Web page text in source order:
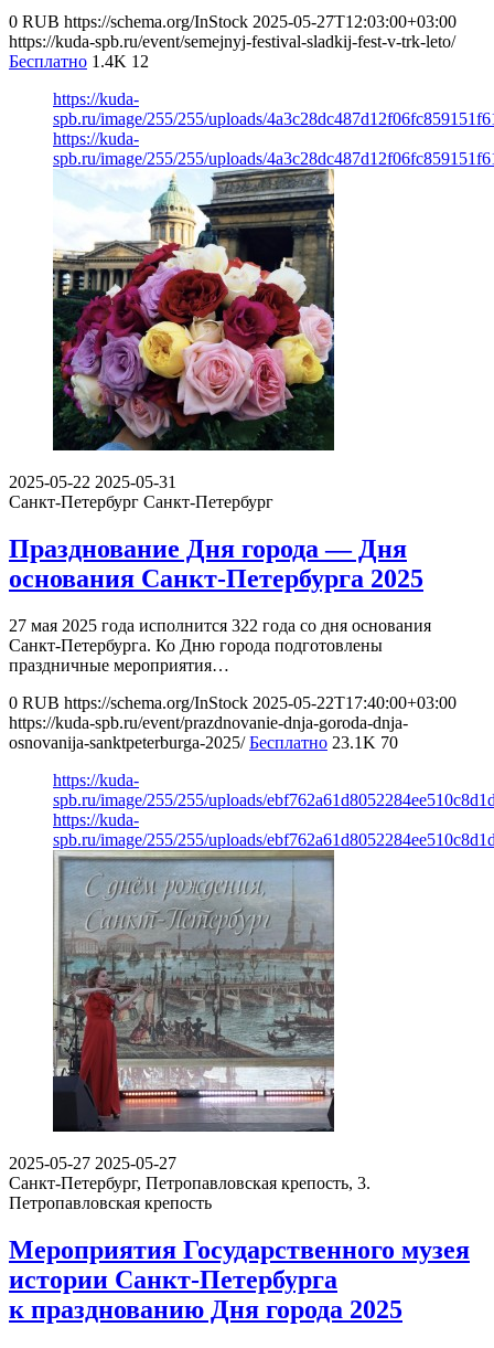
0 RUB https://schema.org/InStock 2025-05-27T12:03:00+03:00
https://kuda-spb.ru/event/semejnyj-festival-sladkij-fest-v-trk-leto/
Бесплатно 1.4K 12
https://kuda-
spb.ru/image/255/255/uploads/
https://kuda-
spb.ru/image/255/255/uploads/
2025-05-22 2025-05-31
Санкт-Петербург Санкт-Петербург
Празднование Дня города — Дня
основания Санкт‑Петербурга 2025
27 мая 2025 года исполнится 322 года со дня основания
Санкт‑Петербурга. Ко Дню города подготовлены
праздничные мероприятия…
0 RUB https://schema.org/InStock 2025-05-22T17:40:00+03:00
https://kuda-spb.ru/event/prazdnovanie-dnja-goroda-dnja-
osnovanija-sanktpeterburga-2025/ Бесплатно 23.1K 70
https://kuda-
spb.ru/image/255/255/uploads/
https://kuda-
spb.ru/image/255/255/uploads/
2025-05-27 2025-05-27
Санкт-Петербург, Петропавловская крепость, 3.
Петропавловская крепость
Мероприятия Государственного музея
истории Санкт-Петербурга
к празднованию Дня города 2025